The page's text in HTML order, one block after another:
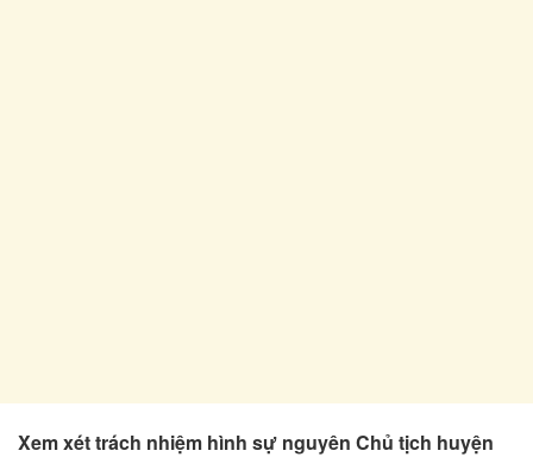
Xem xét trách nhiệm hình sự nguyên Chủ tịch huyện